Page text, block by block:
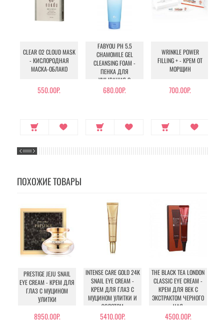
CLEAR O2 CLOUD MASK
- КИСЛОРОДНАЯ
МАСКА-ОБЛАКО
550.00Р.
FABYOU PH 5.5
CHAMOMILE GEL
CLEANSING FOAM -
ПЕНКА ДЛЯ
УМЫВАНИЯ С
РОМАШКОЙ
680.00Р.
WRINKLE POWER
FILLING + - КРЕМ ОТ
МОРЩИН
700.00Р.
ПОХОЖИЕ ТОВАРЫ
PRESTIGE JEJU SNAIL
EYE CREAM - КРЕМ ДЛЯ
ГЛАЗ С МУЦИНОМ
УЛИТКИ
8950.00Р.
INTENSE CARE GOLD 24K
SNAIL EYE CREAM -
КРЕМ ДЛЯ ГЛАЗ С
МУЦИНОМ УЛИТКИ И
ЗОЛОТОМ
5410.00Р.
THE BLACK TEA LONDON
CLASSIC EYE CREAM -
КРЕМ ДЛЯ ВЕК С
ЭКСТРАКТОМ ЧЕРНОГО
ЧАЯ
4500.00Р.